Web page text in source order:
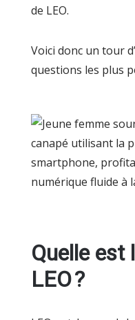
de LEO.
Voici donc un tour
questions les plus
Quelle est
LEO ?